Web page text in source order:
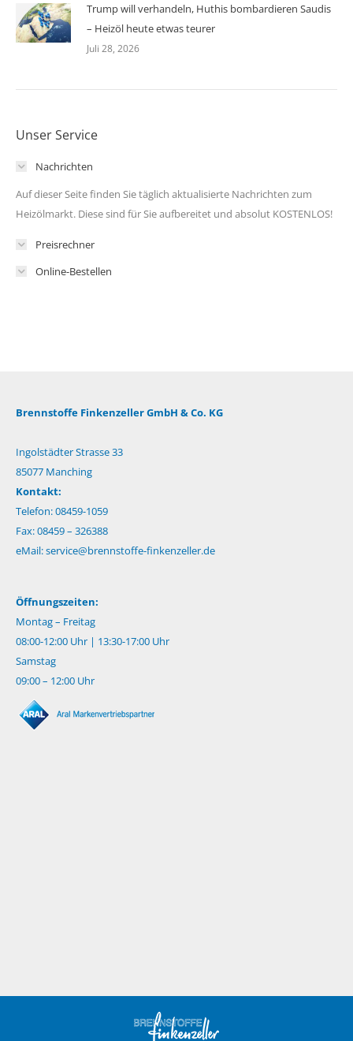
Trump will verhandeln, Huthis bombardieren Saudis
– Heizöl heute etwas teurer
Juli 28, 2026
Unser Service
Nachrichten
Auf dieser Seite finden Sie täglich aktualisierte Nachrichten zum
Heizölmarkt. Diese sind für Sie aufbereitet und absolut KOSTENLOS!
Preisrechner
Online-Bestellen
Brennstoffe Finkenzeller GmbH & Co. KG
Ingolstädter Strasse 33
85077 Manching
Kontakt:
Telefon: 08459-1059
Fax: 08459 – 326388
eMail:service@brennstoffe-finkenzeller.de
Öffnungszeiten:
Montag – Freitag
08:00-12:00 Uhr | 13:30-17:00 Uhr
Samstag
09:00 – 12:00 Uhr